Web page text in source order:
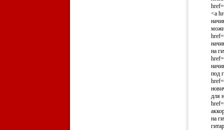
<a
на
под
для
на